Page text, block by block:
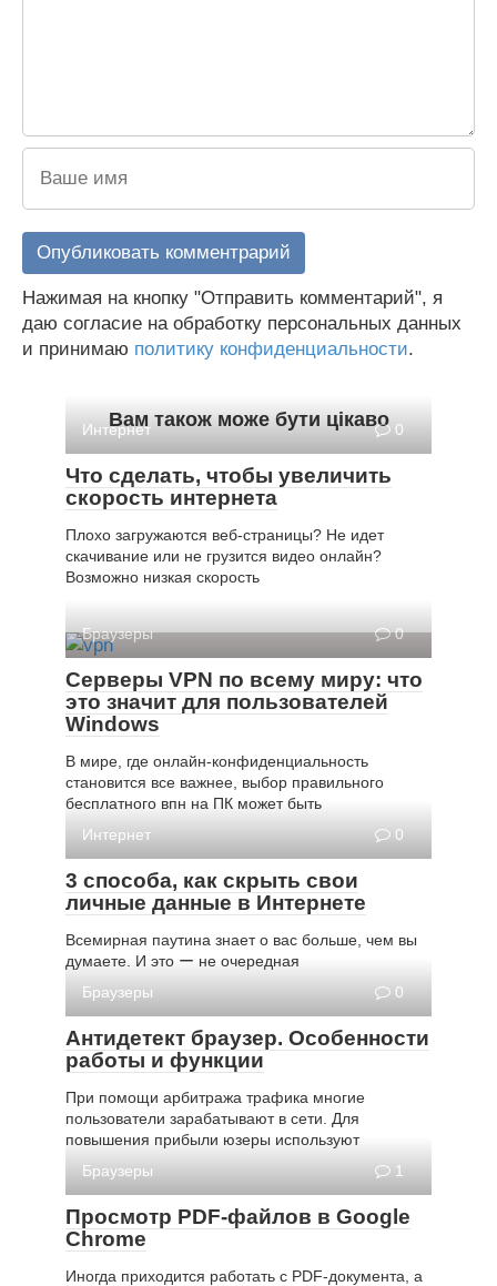
Нажимая на кнопку "Отправить комментарий", я
даю согласие на обработку персональных данных
и принимаю политику конфиденциальности.
Вам також може бути цікаво
Интернет 0
Что сделать, чтобы увеличить
скорость интернета
Плохо загружаются веб-страницы? Не идет
скачивание или не грузится видео онлайн?
Возможно низкая скорость
Браузеры 0
Серверы VPN по всему миру: что
это значит для пользователей
Windows
В мире, где онлайн-конфиденциальность
становится все важнее, выбор правильного
бесплатного впн на ПК может быть
Интернет
0
3 способа, как скрыть свои
личные данные в Интернете
Всемирная паутина знает о вас больше, чем вы
думаете. И это ー не очередная
Браузеры
0
Антидетект браузер. Особенности
работы и функции
При помощи арбитража трафика многие
пользователи зарабатывают в сети. Для
повышения прибыли юзеры используют
Браузеры
1
Просмотр PDF-файлов в Google
Chrome
Иногда приходится работать с PDF-документа, а